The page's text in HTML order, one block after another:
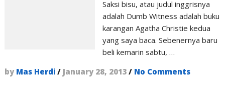
Saksi bisu, atau judul inggrisnya
adalah Dumb Witness adalah buku
karangan Agatha Christie kedua
yang saya baca. Sebenernya baru
beli kemarin sabtu, …
by Mas Herdi / January 28, 2013 / No Comments